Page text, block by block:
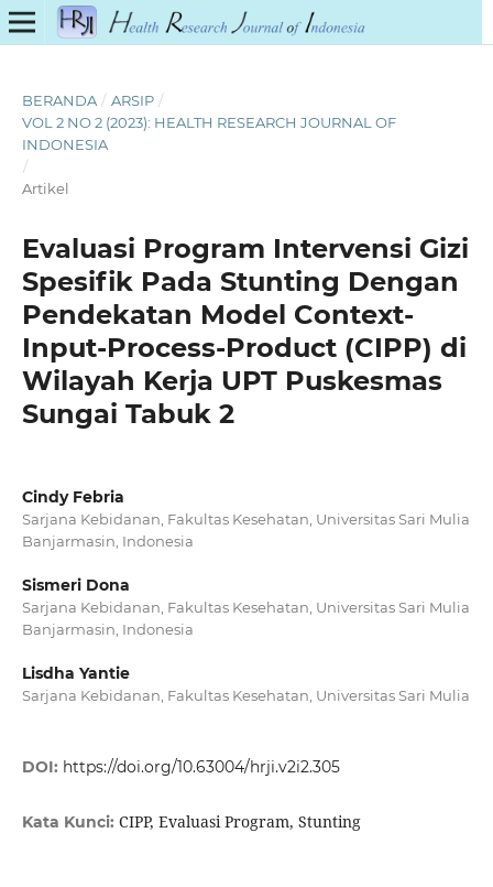
BERANDA / ARSIP /
VOL 2 NO 2 (2023): HEALTH RESEARCH JOURNAL OF
INDONESIA
/
Artikel
Evaluasi Program Intervensi Gizi
Spesifik Pada Stunting Dengan
Pendekatan Model Context-
Input-Process-Product (CIPP) di
Wilayah Kerja UPT Puskesmas
Sungai Tabuk 2
Cindy Febria
Sarjana Kebidanan, Fakultas Kesehatan, Universitas Sari Mulia
Banjarmasin, Indonesia
Sismeri Dona
Sarjana Kebidanan, Fakultas Kesehatan, Universitas Sari Mulia
Banjarmasin, Indonesia
Lisdha Yantie
Sarjana Kebidanan, Fakultas Kesehatan, Universitas Sari Mulia
DOI: https://doi.org/10.63004/hrji.v2i2.305
Kata Kunci: CIPP, Evaluasi Program, Stunting